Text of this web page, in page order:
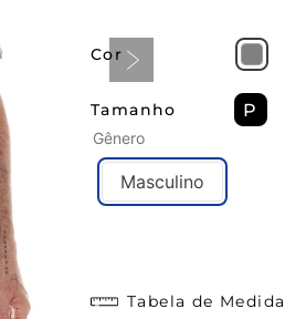
Cor
Tamanho P
Gênero
Masculino
Tabela de